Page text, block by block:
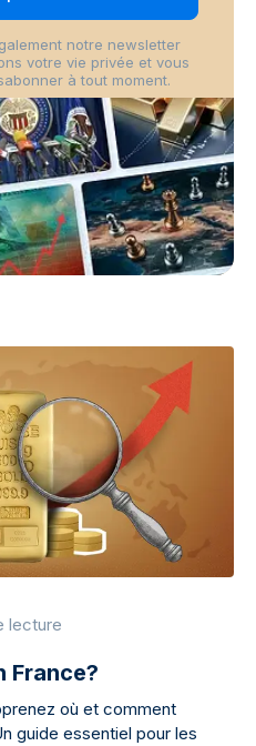
notre newsletter
votre vie privée et vous
à tout moment.
lecture
France?
où et comment
guide essentiel pour les